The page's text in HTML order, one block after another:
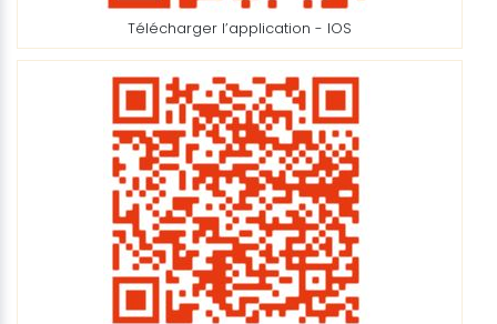
Télécharger l’application - IOS